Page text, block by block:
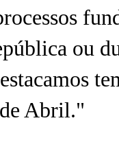
ou
Abril."